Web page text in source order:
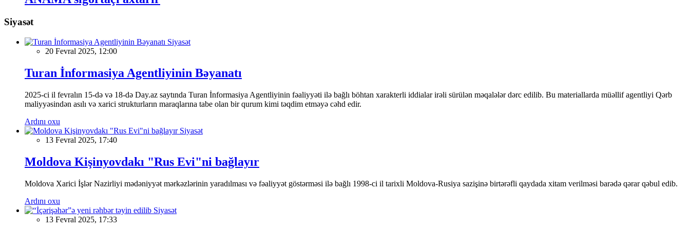
Siyasət
Siyasət
20 Fevral 2025, 12:00
Turan İnformasiya Agentliyinin Bəyanatı
2025-ci il fevralın 15-də və 18-də Day.az saytında Turan İnformasiya Agentliyinin fəaliyyəti ilə bağlı böhtan xarakterli iddialar irəli sürülən məqalələr dərc edilib. Bu materiallarda müəllif agentliyi Qərb
maliyyəsindən asılı və xarici strukturların maraqlarına tabe olan bir qurum kimi təqdim etməyə cəhd edir.
Ardını oxu
Siyasət
13 Fevral 2025, 17:40
Moldova Kişinyovdakı "Rus Evi"ni bağlayır
Moldova Xarici İşlər Nazirliyi mədəniyyət mərkəzlərinin yaradılması və fəaliyyət göstərməsi ilə bağlı 1998-ci il tarixli Moldova-Rusiya sazişinə birtərəfli qaydada xitam verilməsi barədə qərar qəbul edib.
Ardını oxu
Siyasət
13 Fevral 2025, 17:33